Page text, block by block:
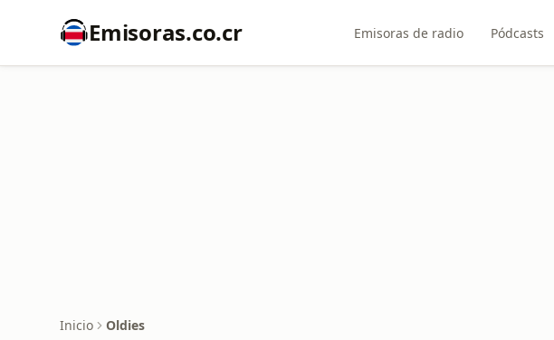
Emisoras.co.cr Emisoras de radio Pódcasts
Inicio Oldies